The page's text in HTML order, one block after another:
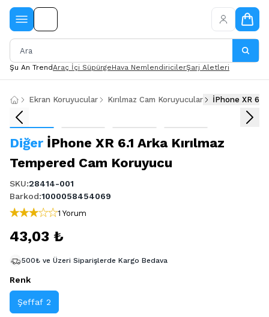
Şu An TrendAraç İçi SüpürgeHava NemlendiricilerŞarj Aletleri
Ekran Koruyucular Kırılmaz Cam Koruyucular
Diğer İPhone XR 6.1 Arka Kırılmaz
Tempered Cam Koruyucu
SKU:28414-001
Barkod:1000058454069
1 Yorum
43,03 ₺
500₺ ve Üzeri Siparişlerde Kargo Bedava
Renk
Şeffaf 2